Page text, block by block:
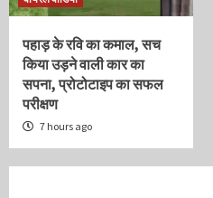
पहाड़ के रवि का कमाल, सच
किया उड़ने वाली कार का
सपना, प्रोटोटाइप का सफल
परीक्षण
7 hours ago